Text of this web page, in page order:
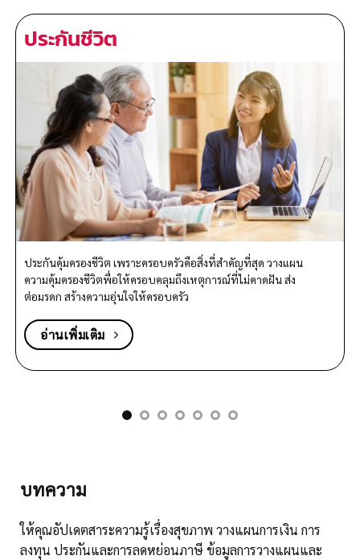
ประกันชีวิต
ประกันคุ้มครองชีวิต เพราะครอบครัวคือสิ่งที่สำคัญที่สุด วางแผน
ความคุ้มครองชีวิตพื่อให้ครอบคลุมถึงเหตุการณ์ที่ไม่คาดฝัน ส่ง
ต่อมรดก สร้างความอุ่นใจให้ครอบครัว
อ่านเพิ่มเติม
บทความ
ให้คุณอัปเดตสาระความรู้เรื่องสุขภาพ วางแผนการเงิน การ
ลงทุน ประกันและการลดหย่อนภาษี ข้อมูลการวางแผนและ